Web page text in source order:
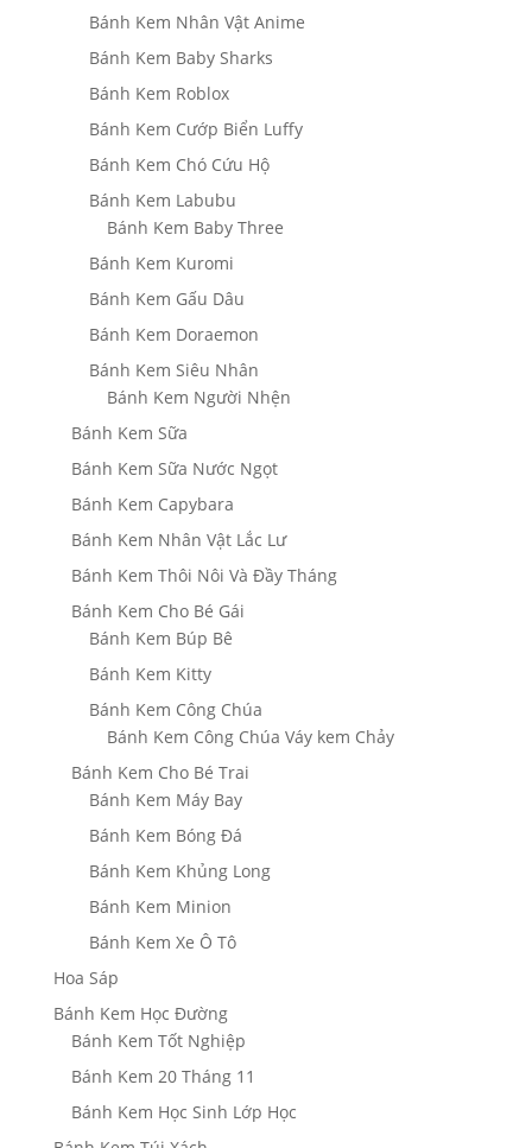
Bánh Kem Nhân Vật Anime
Bánh Kem Baby Sharks
Bánh Kem Roblox
Bánh Kem Cướp Biển Luffy
Bánh Kem Chó Cứu Hộ
Bánh Kem Labubu
Bánh Kem Baby Three
Bánh Kem Kuromi
Bánh Kem Gấu Dâu
Bánh Kem Doraemon
Bánh Kem Siêu Nhân
Bánh Kem Người Nhện
Bánh Kem Sữa
Bánh Kem Sữa Nước Ngọt
Bánh Kem Capybara
Bánh Kem Nhân Vật Lắc Lư
Bánh Kem Thôi Nôi Và Đầy Tháng
Bánh Kem Cho Bé Gái
Bánh Kem Búp Bê
Bánh Kem Kitty
Bánh Kem Công Chúa
Bánh Kem Công Chúa Váy kem Chảy
Bánh Kem Cho Bé Trai
Bánh Kem Máy Bay
Bánh Kem Bóng Đá
Bánh Kem Khủng Long
Bánh Kem Minion
Bánh Kem Xe Ô Tô
Hoa Sáp
Bánh Kem Học Đường
Bánh Kem Tốt Nghiệp
Bánh Kem 20 Tháng 11
Bánh Kem Học Sinh Lớp Học